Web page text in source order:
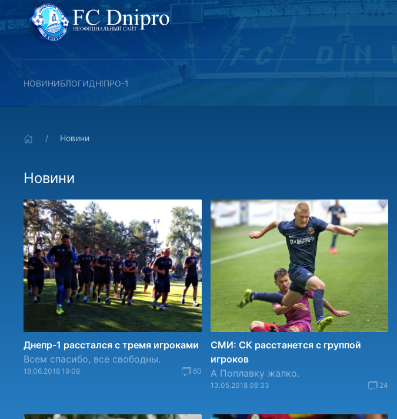
НОВИНИБЛОГИДНІПРО-1
Новини
Новини
Днепр-1 расстался с тремя игроками
Всем спасибо, все свободны.
18.06.2018 19:08 60
СМИ: СК расстанется с группой
игроков
А Поплавку жалко.
13.05.2018 08:33 24